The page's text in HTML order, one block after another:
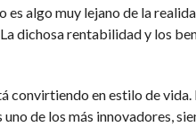
algo muy lejano de la
dichosa rentabilidad y los
convirtiendo en estilo de vida.
de los más innovadores,